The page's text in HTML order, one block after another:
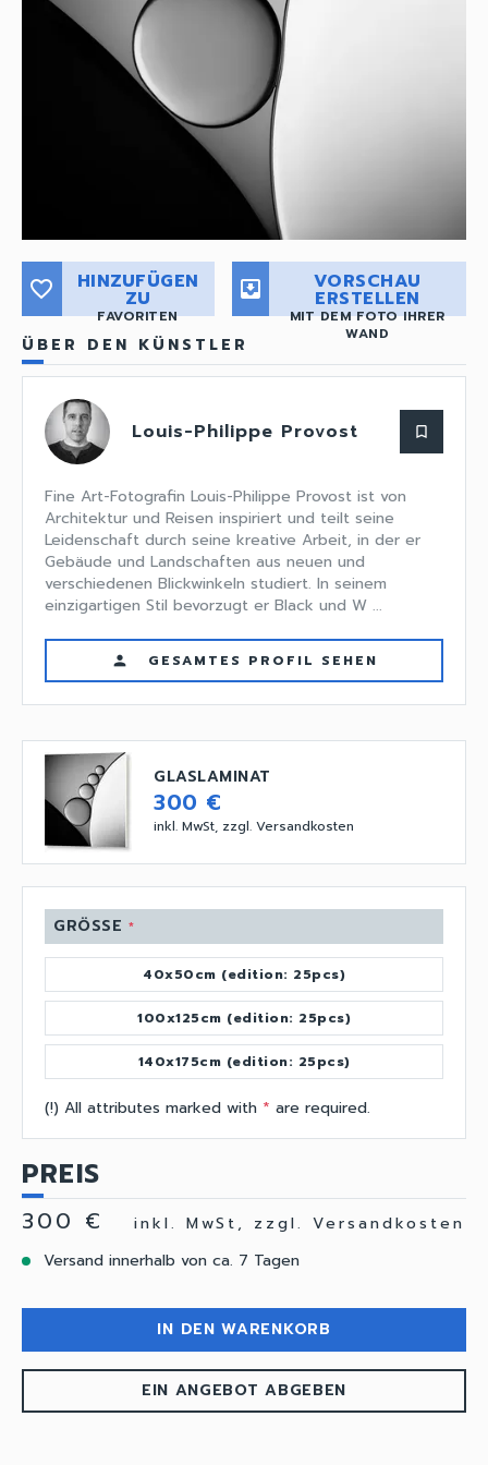
favorite_border HINZUFÜGEN
ZU
FAVORITEN
move_to_inbox VORSCHAU
ERSTELLEN
MIT DEM FOTO IHRER
WAND
ÜBER DEN KÜNSTLER
Louis-Philippe Provost bookmark_border
Fine Art-Fotografin Louis-Philippe Provost ist von
Architektur und Reisen inspiriert und teilt seine
Leidenschaft durch seine kreative Arbeit, in der er
Gebäude und Landschaften aus neuen und
verschiedenen Blickwinkeln studiert. In seinem
einzigartigen Stil bevorzugt er Black und W ...
person GESAMTES PROFIL SEHEN
GLASLAMINAT
300 €
inkl. MwSt, zzgl. Versandkosten
GRÖSSE *
40x50cm (edition: 25pcs)
100x125cm (edition: 25pcs)
140x175cm (edition: 25pcs)
(!) All attributes marked with * are required.
PREIS
300 €
inkl. MwSt, zzgl. Versandkosten
Versand innerhalb von ca. 7 Tagen
IN DEN WARENKORB
EIN ANGEBOT ABGEBEN